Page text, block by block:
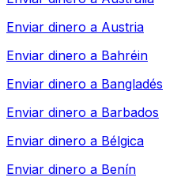
Enviar dinero a Austria
Enviar dinero a Bahréin
Enviar dinero a Bangladés
Enviar dinero a Barbados
Enviar dinero a Bélgica
Enviar dinero a Benín